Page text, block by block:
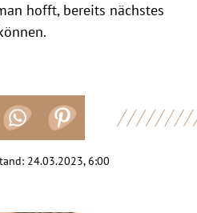
hofft, bereits nächstes
24.03.2023, 6:00